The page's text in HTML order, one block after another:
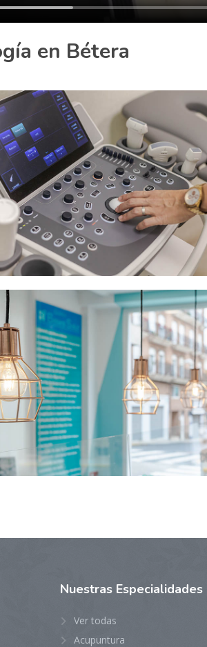
en Bétera
Nuestras Especialidades
Ver todas
Acupuntura